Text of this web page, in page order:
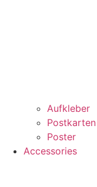
Aufkleber
Poster
Accessories